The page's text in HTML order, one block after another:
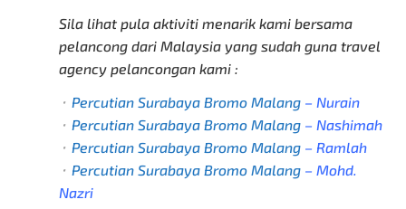
Sila lihat pula aktiviti menarik kami bersama
pelancong dari Malaysia yang sudah guna travel
agency pelancongan kami :
⬞ Percutian Surabaya Bromo Malang – Nurain
⬞ Percutian Surabaya Bromo Malang – Nashimah
⬞ Percutian Surabaya Bromo Malang – Ramlah
⬞ Percutian Surabaya Bromo Malang – Mohd.
Nazri